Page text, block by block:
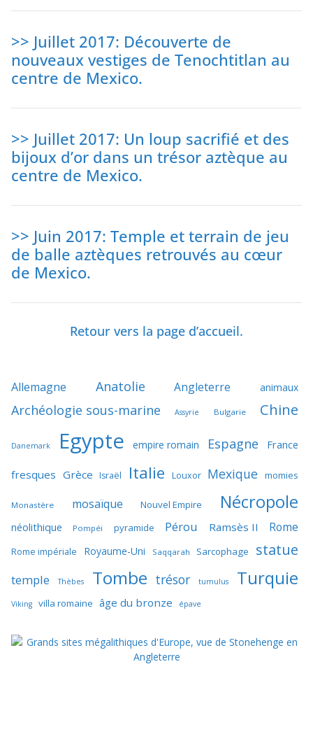
>> Juillet 2017: Découverte de
nouveaux vestiges de Tenochtitlan au
centre de Mexico.
>> Juillet 2017: Un loup sacrifié et des
bijoux d’or dans un trésor aztèque au
centre de Mexico.
>> Juin 2017: Temple et terrain de jeu
de balle aztèques retrouvés au cœur
de Mexico.
Retour vers la page d’accueil.
Allemagne Anatolie Angleterre animaux
Archéologie sous-marine Assyrie Bulgarie Chine
Danemark Egypte empire romain Espagne France
fresques Grèce Israël Italie Louxor Mexique momies
Monastère mosaïque Nouvel Empire Nécropole
néolithique Pompéi pyramide Pérou Ramsès II Rome
Rome impériale Royaume-Uni Saqqarah Sarcophage statue
temple Thèbes Tombe trésor tumulus Turquie
Viking villa romaine âge du bronze épave